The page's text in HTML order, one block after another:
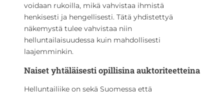
voidaan rukoilla, mikä vahvistaa ihmistä
henkisesti ja hengellisesti. Tätä yhdistettyä
näkemystä tulee vahvistaa niin
helluntailaisuudessa kuin mahdollisesti
laajemminkin.
Naiset yhtäläisesti opillisina auktoriteetteina
Helluntailiike on sekä Suomessa että